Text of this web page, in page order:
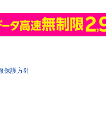
保護方針